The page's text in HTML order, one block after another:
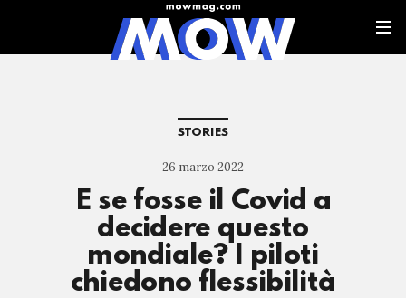
STORIES
26 marzo 2022
E se fosse il Covid a
decidere questo
mondiale? I piloti
chiedono flessibilità